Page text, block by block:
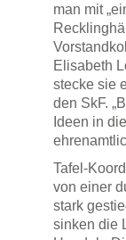
man mit
Elisabeth
stecke sie
den SkF.
Ideen in
Tafel-
von einer
stark
sinken die